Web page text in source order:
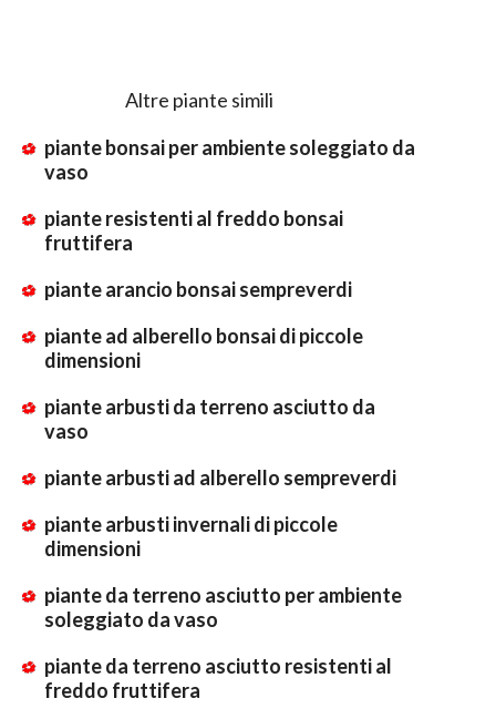
Altre piante simili
piante bonsai per ambiente soleggiato da
vaso
piante resistenti al freddo bonsai
fruttifera
piante arancio bonsai sempreverdi
piante ad alberello bonsai di piccole
dimensioni
piante arbusti da terreno asciutto da
vaso
piante arbusti ad alberello sempreverdi
piante arbusti invernali di piccole
dimensioni
piante da terreno asciutto per ambiente
soleggiato da vaso
piante da terreno asciutto resistenti al
freddo fruttifera